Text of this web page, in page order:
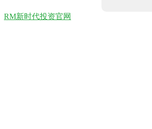
RM新时代投资官网